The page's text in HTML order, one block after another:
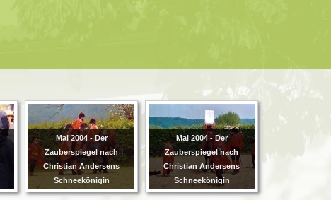
Mai 2004 - Der
Zauberspiegel nach
Christian Andersens
Schneekönigin
Mai 2004 - Der
Zauberspiegel nach
Christian Andersens
Schneekönigin